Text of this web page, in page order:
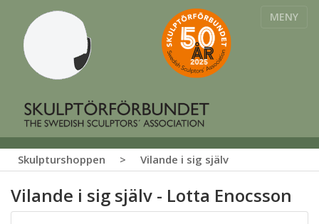
MENY
Skulpturshoppen > Vilande i sig själv
Vilande i sig själv - Lotta Enocsson